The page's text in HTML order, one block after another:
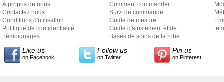
À propos de nous
Contactez nous
Conditions d'utilisation
Politique de confidentialité
Témoignages
Comment commander
Suivi de commande
Guide de mesure
Guide d'ajustement et de
style
Bases de soins de la robe
Like us
on Facebook
Follow us
on Twitter
Pin us
on Pinterest